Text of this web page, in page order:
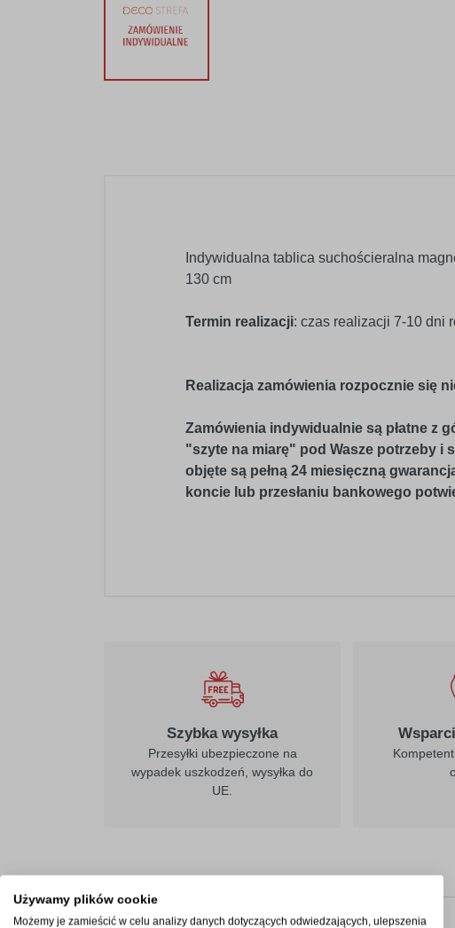
Indywidualna tablica suchościeralna
130 cm
Termin realizacji: czas realizacji 7-10 dni
Realizacja zamówienia rozpocznie się
Zamówienia indywidualnie są płatne z
"szyte na miarę" pod Wasze potrzeby i
objęte są pełną 24 miesięczną
koncie lub przesłaniu bankowego
Szybka wysyłka
Przesyłki ubezpieczone na
wypadek uszkodzeń, wysyłka do
UE.
Produkty z tej samej kategorii
Używamy plików cookie
Możemy je zamieścić w celu analizy danych dotyczących odwiedzających, ulepszenia